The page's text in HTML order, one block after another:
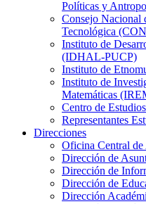
Políticas y
Consejo Nacional
Tecnológica
Instituto de
(IDHAL-PUCP)
Instituto de
Instituto de
Matemáticas
Centro de
Representantes
Direcciones
Oficina Central
Dirección de
Dirección de
Dirección de
Dirección